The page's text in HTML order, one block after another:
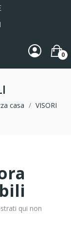
0
casa
VISORI
qui non